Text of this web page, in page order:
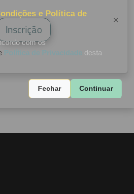
Inscrição
e Política de
×
com os
Política de Privacidade desta
Fechar Continuar